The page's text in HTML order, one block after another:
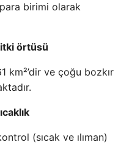
para birimi olarak
örtüsü
km²’dir ve çoğu bozkır
(sıcak ve ılıman)